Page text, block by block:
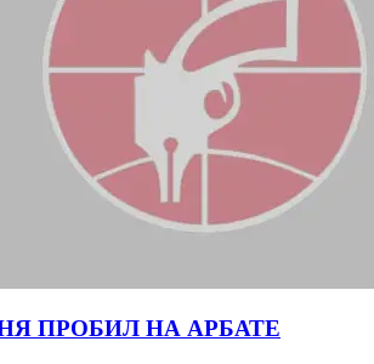
ПРОБИЛ НА АРБАТЕ